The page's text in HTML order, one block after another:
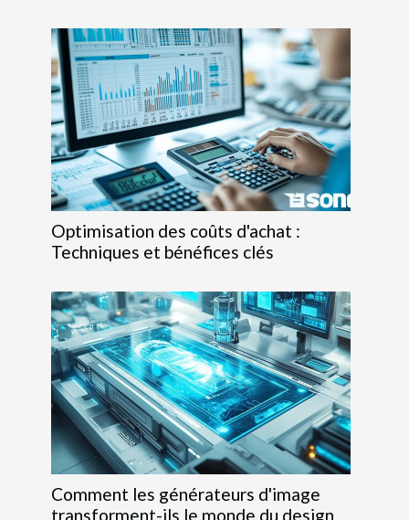
Optimisation des coûts d'achat :
Techniques et bénéfices clés
Comment les générateurs d'image
transforment-ils le monde du design